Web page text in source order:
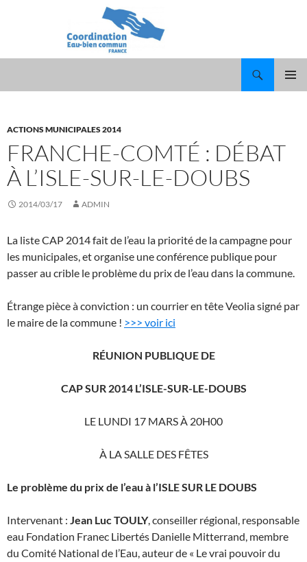
ACTIONS MUNICIPALES 2014
FRANCHE-COMTÉ : DÉBAT
À L’ISLE-SUR-LE-DOUBS
2014/03/17 ADMIN
La liste CAP 2014 fait de l’eau la priorité de la campagne pour
les municipales, et organise une conférence publique pour
passer au crible le problème du prix de l’eau dans la commune.
Étrange pièce à conviction : un courrier en tête Veolia signé par
le maire de la commune ! >>> voir ici
RÉUNION PUBLIQUE DE
CAP SUR 2014 L’ISLE-SUR-LE-DOUBS
LE LUNDI 17 MARS À 20H00
À LA SALLE DES FÊTES
Le problème du prix de l’eau à l’ISLE SUR LE DOUBS
Intervenant : Jean Luc TOULY, conseiller régional, responsable
eau Fondation Franec Libertés Danielle Mitterrand, membre
du Comité National de l’Eau, auteur de « Le vrai pouvoir du